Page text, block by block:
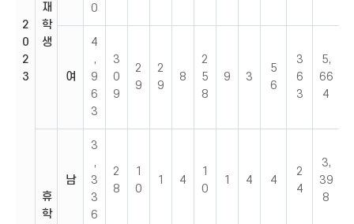
2
0
2
3
재
학
생
0
여
4
,
9
6
3
3
0
9
2
9
2
9
8
2
5
8
9 3
5
6
3
6
3
5,
66
4
휴
학
남
3
,
3
3
6
2
8
1
0
1 4
1
0
1 4 4
2
4
3,
39
8